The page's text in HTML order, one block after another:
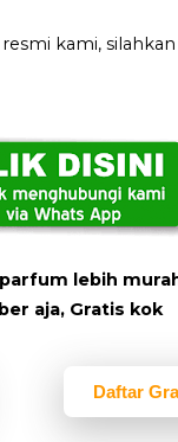
kami,
lebih
aja, Gratis kok
Daftar